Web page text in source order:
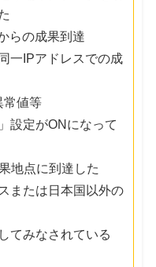
らの成果到達
一IPアドレスでの成
常値等
設定がONになって
地点に到達した
または日本国以外の
てみなされている